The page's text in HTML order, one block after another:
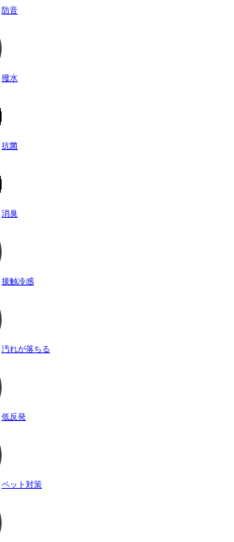
防音
撥水
抗菌
消臭
接触冷感
汚れが落ちる
低反発
ペット対策